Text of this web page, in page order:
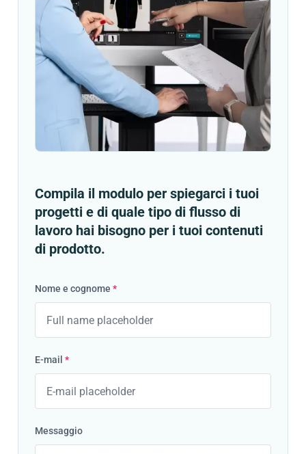
Compila il modulo per spiegarci i tuoi
progetti e di quale tipo di flusso di
lavoro hai bisogno per i tuoi contenuti
di prodotto.
Nome e cognome *
E-mail *
Messaggio